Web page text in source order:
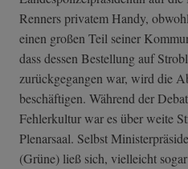
Renners privatem Handy,
einen großen Teil seiner
dass dessen Bestellung auf
zurückgegangen war, wird die
beschäftigen. Während der
Fehlerkultur war es über weite
Plenarsaal. Selbst
(Grüne) ließ sich, vielleicht